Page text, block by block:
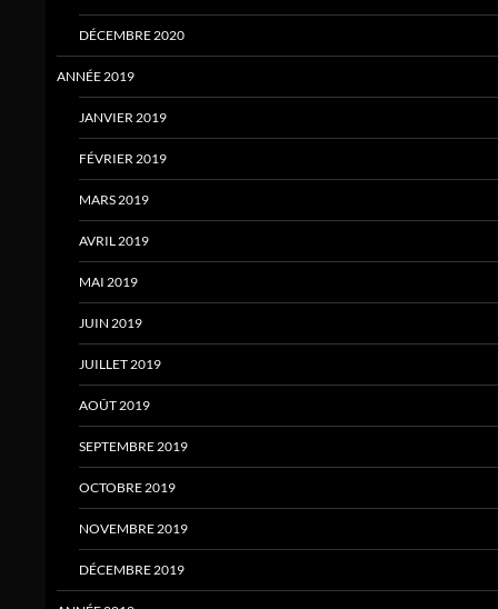
DÉCEMBRE 2020
ANNÉE 2019
JANVIER 2019
FÉVRIER 2019
MARS 2019
AVRIL 2019
MAI 2019
JUIN 2019
JUILLET 2019
AOÛT 2019
SEPTEMBRE 2019
OCTOBRE 2019
NOVEMBRE 2019
DÉCEMBRE 2019